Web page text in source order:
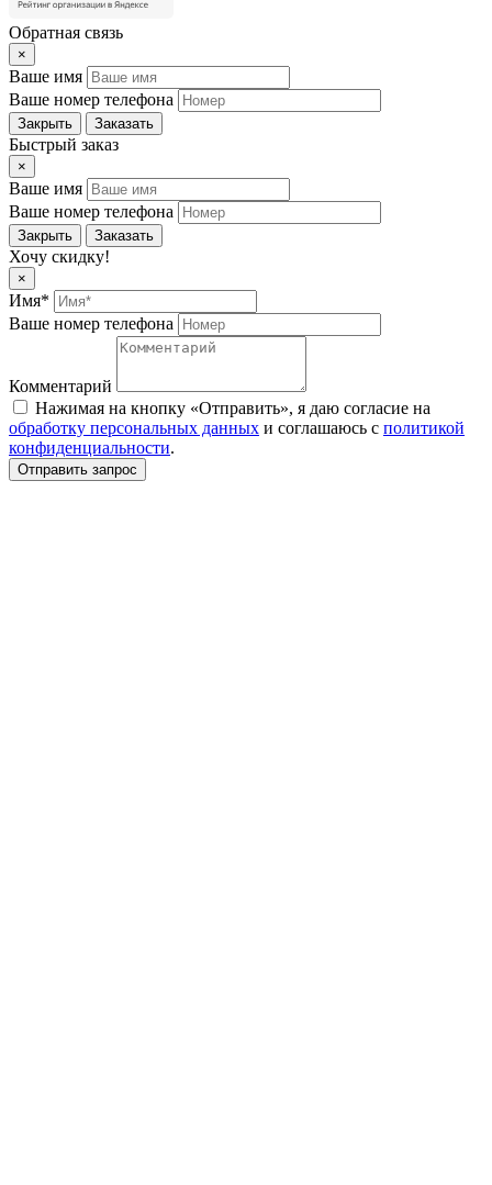
Обратная связь
×
Ваше имя
Ваше номер телефона
Закрыть Заказать
Быстрый заказ
×
Ваше имя
Ваше номер телефона
Закрыть Заказать
Хочу скидку!
×
Имя*
Ваше номер телефона
Комментарий
Нажимая на кнопку «Отправить», я даю согласие на
обработку персональных данных и соглашаюсь c политикой
конфиденциальности.
Отправить запрос